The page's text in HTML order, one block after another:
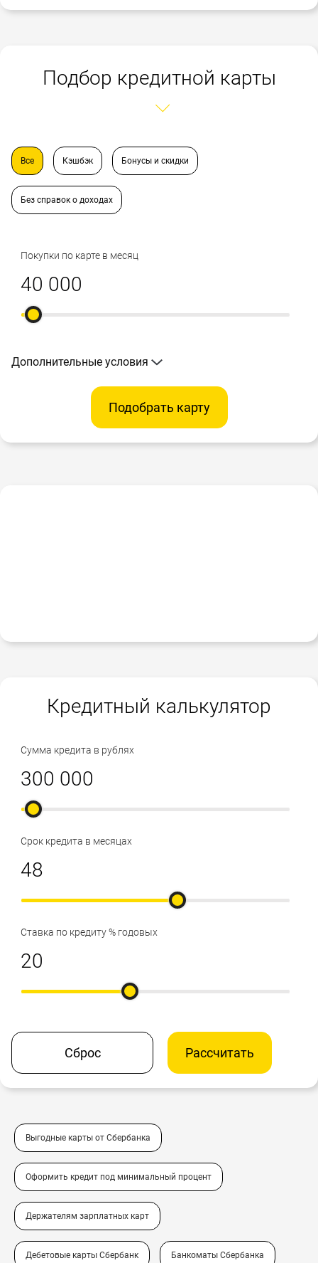
Подбор кредитной карты
Все Кэшбэк Бонусы и скидки
Без справок о доходах
Покупки по карте в месяц
Дополнительные условия
Подобрать карту
Кредитный калькулятор
Сумма кредита в рублях
Срок кредита в месяцах
Ставка по кредиту % годовых
Сброс Рассчитать
Выгодные карты от Сбербанка
Оформить кредит под минимальный процент
Держателям зарплатных карт
Дебетовые карты Сбербанк Банкоматы Сбербанка